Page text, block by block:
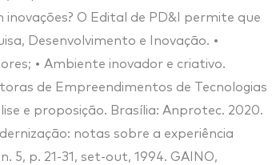
O Edital de PD&I permite que
Desenvolvimento e Inovação. •
• Ambiente inovador e criativo.
de Empreendimentos de Tecnologias
e proposição. Brasília: Anprotec. 2020.
notas sobre a experiência
5, p. 21-31, set-out, 1994. GAINO,